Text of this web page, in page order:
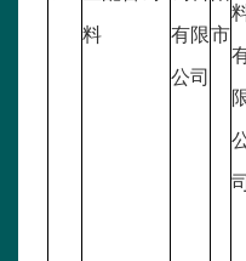
料
有限
公司
市